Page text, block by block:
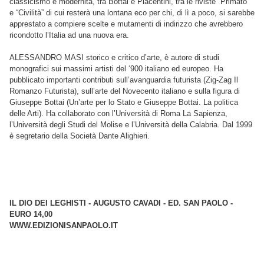
e “Civilità” di cui resterà una lontana eco per chi, di lì a poco, si sarebbe
apprestato a compiere scelte e mutamenti di indirizzo che avrebbero
ricondotto l’Italia ad una nuova era.
ALESSANDRO MASI storico e critico d’arte, è autore di studi
monografici sui massimi artisti del ‘900 italiano ed europeo. Ha
pubblicato importanti contributi sull’avanguardia futurista (Zig-Zag Il
Romanzo Futurista), sull’arte del Novecento italiano e sulla figura di
Giuseppe Bottai (Un’arte per lo Stato e Giuseppe Bottai. La politica
delle Arti). Ha collaborato con l’Università di Roma La Sapienza,
l’Università degli Studi del Molise e l’Università della Calabria. Dal 1999
è segretario della Società Dante Alighieri.
IL DIO DEI LEGHISTI - AUGUSTO CAVADI - ED. SAN PAOLO -
EURO 14,00
WWW.EDIZIONISANPAOLO.IT